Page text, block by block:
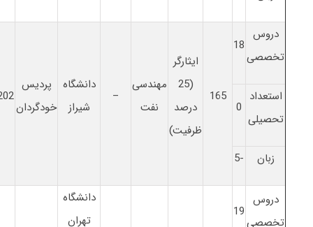
دروس
تخصصی
18
165
ایثارگر
(25
درصد
ظرفیت)
مهندسی
نفت
–
دانشگاه
شیراز
پردیس
خودگردان
استعداد
تحصیلی
0
زبان -5
دروس
تخصصی
19
دانشگاه
تهران